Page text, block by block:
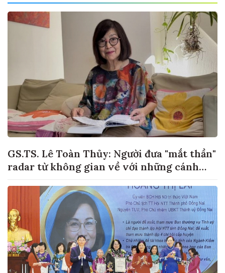
GS.TS. Lê Toàn Thủy: Người đưa "mắt thần"
radar từ không gian về với những cánh